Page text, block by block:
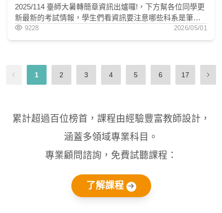
2025/114 臺師大暑轉簡章資訊出爐囉!，下方幫各位同學更
新最新的考試情報，學生們看資訊要注意哪些科系是筆
試、 書審。下方招生名額、考試科目，最新的榜單資訊一
併整理在下方。
9228 2026/05/01
1 2 3 4 5 6 17
累計超過百位榜首，課程由經驗豐富教師設計，
涵蓋多領域專業科目。
專業顧問諮詢，免費試聽課程：
了解課程